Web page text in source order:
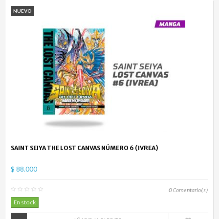
NUEVO
SAINT SEIYA THE LOST CANVAS NÚMERO 6 (IVREA)
$ 88.000
0Comentario(s)
En stock